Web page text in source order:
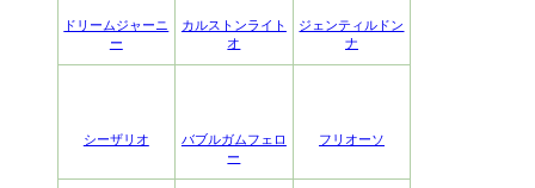
ドリームジャーニ
ー
カルストンライト
オ
ジェンティルドン
ナ
シーザリオ
バブルガムフェロ
ー
フリオーソ